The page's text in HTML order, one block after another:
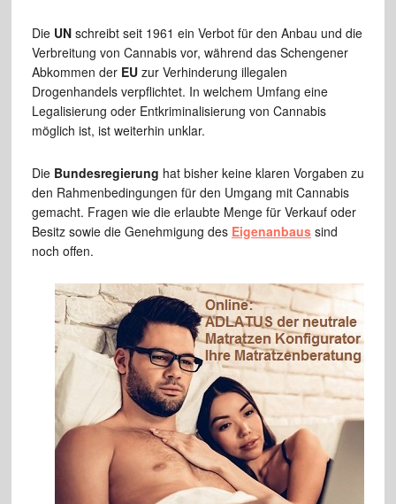
Die UNschreibt seit 1961 ein Verbot für den Anbau und die
Verbreitung von Cannabis vor, während das Schengener
Abkommen der EUzur Verhinderung illegalen
Drogenhandels verpflichtet. In welchem Umfang eine
Legalisierung oder Entkriminalisierung von Cannabis
möglich ist, ist weiterhin unklar.
Die Bundesregierung hat bisher keine klaren Vorgaben zu
den Rahmenbedingungen für den Umgang mit Cannabis
gemacht. Fragen wie die erlaubte Menge für Verkauf oder
Besitz sowie die Genehmigung des Eigenanbaussind
noch offen.